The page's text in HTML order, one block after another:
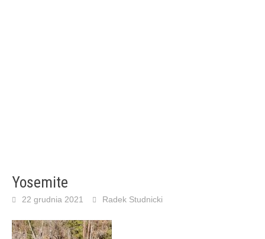
Yosemite
22 grudnia 2021 Radek Studnicki